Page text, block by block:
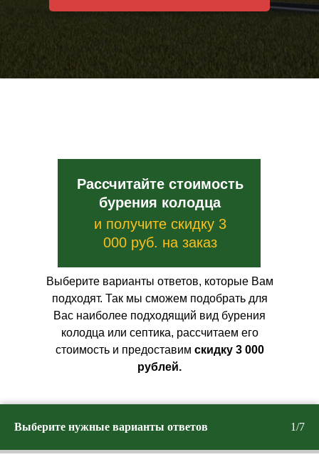
Рассчитайте стоимость
бурения колодца
и получите скидку 3
000 руб. на заказ
Выберите варианты ответов, которые Вам
подходят. Так мы сможем подобрать для
Вас наиболее подходящий вид бурения
колодца или септика, рассчитаем его
стоимость и предоставим скидку 3 000
рублей.
Выберите нужные варианты ответов 1/7